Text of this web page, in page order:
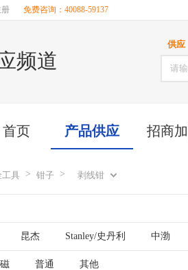
免费咨询：40088-59137
频道
供应
首页 产品供应 招商
工具 > 钳子 > 剥线钳
昆杰 Stanley/史丹利 中渤
山 HITACHI/日立
普通 其他